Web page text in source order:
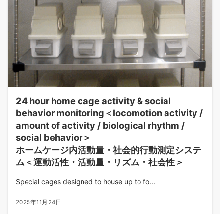
24 hour home cage activity & social
behavior monitoring＜locomotion activity /
amount of activity / biological rhythm /
social behavior＞
ホームケージ内活動量・社会的行動測定システ
ム＜運動活性・活動量・リズム・社会性＞
Special cages designed to house up to fo...
2025年11月24日